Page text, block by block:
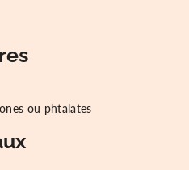
ou phtalates